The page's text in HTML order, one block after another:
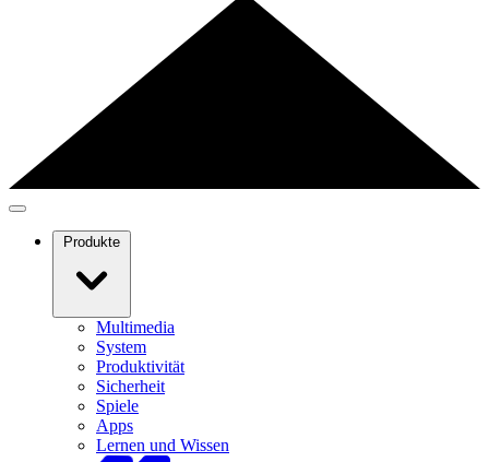
Produkte
Multimedia
System
Produktivität
Sicherheit
Spiele
Apps
Lernen und Wissen